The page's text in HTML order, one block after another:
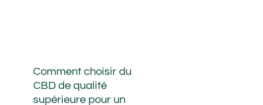
Comment choisir du
CBD de qualité
supérieure pour un